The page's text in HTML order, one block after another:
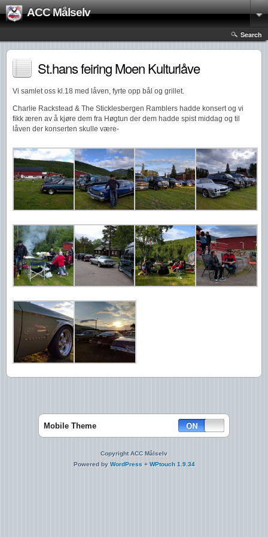
ACC Målselv
Search
St.hans feiring Moen Kulturlåve
Vi samlet oss kl.18 med låven, fyrte opp bål og grillet.
Charlie Rackstead & The Sticklesbergen Ramblers hadde konsert og vi
fikk æren av å kjøre dem fra Høgtun der dem hadde spist middag og til
låven der konserten skulle være-
Mobile Theme
Copyright ACC Målselv
Powered by WordPress + WPtouch 1.9.34